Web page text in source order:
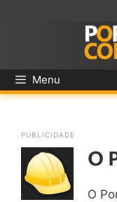
Menu
O
O
PUBLICIDADE